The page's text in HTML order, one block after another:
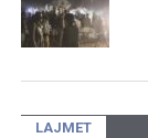
DON'T MISS
KEK-u anulon
LAJMET